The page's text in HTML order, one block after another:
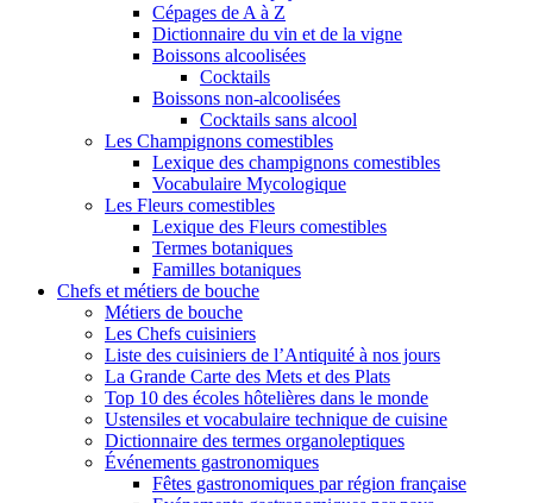
Cépages de A à Z
Dictionnaire du vin et de la vigne
Boissons alcoolisées
Cocktails
Boissons non-alcoolisées
Cocktails sans alcool
Les Champignons comestibles
Lexique des champignons comestibles
Vocabulaire Mycologique
Les Fleurs comestibles
Lexique des Fleurs comestibles
Termes botaniques
Familles botaniques
Chefs et métiers de bouche
Métiers de bouche
Les Chefs cuisiniers
Liste des cuisiniers de l’Antiquité à nos jours
La Grande Carte des Mets et des Plats
Top 10 des écoles hôtelières dans le monde
Ustensiles et vocabulaire technique de cuisine
Dictionnaire des termes organoleptiques
Événements gastronomiques
Fêtes gastronomiques par région française